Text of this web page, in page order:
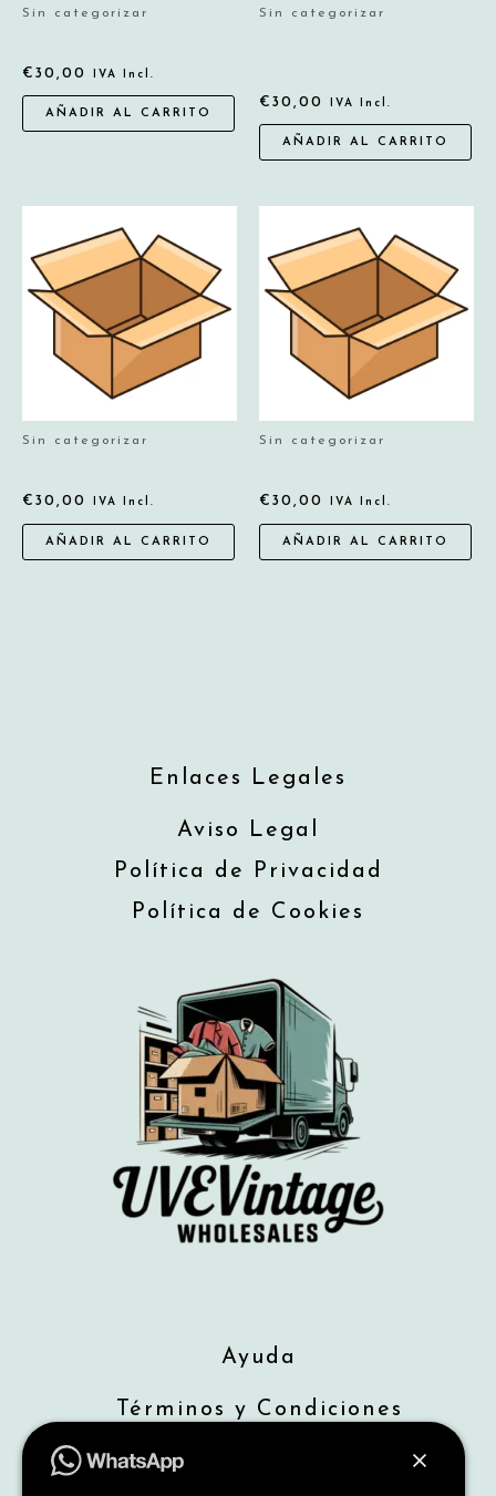
Sin categorizar
€ 30,00 IVA Incl.
AÑADIR AL CARRITO
Sin categorizar
€ 30,00 IVA Incl.
AÑADIR AL CARRITO
Sin categorizar
€ 30,00 IVA Incl.
AÑADIR AL CARRITO
Sin categorizar
€ 30,00 IVA Incl.
AÑADIR AL CARRITO
Enlaces Legales
Aviso Legal
Política de Privacidad
Política de Cookies
Ayuda
Términos y Condiciones